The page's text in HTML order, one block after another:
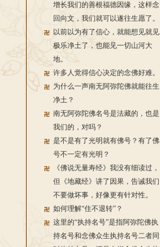
增长我们的善根福德因缘，这样念
回向文，我们就可以遂往生愿了。
以前以为有了信心，就能想见就见
极乐净土了，也能见一切山河大
地。
许多人觉得信心决定的念佛好难。
为什么一声南无阿弥陀佛就能往生
净土？
南无阿弥陀佛名号是法藏的，也是
我们的，对吗？
是不是有了光明就有佛号？有了佛
号不一定有光明？
《佛说无量寿经》我没有细读过，
但《地藏经》讲了因果，告诫我们
不要做坏事，好像更有针对性。
如何理解“住不退转”？
这里的“执持名号”是指阿弥陀佛执
持名号和念佛众生执持名号二者同